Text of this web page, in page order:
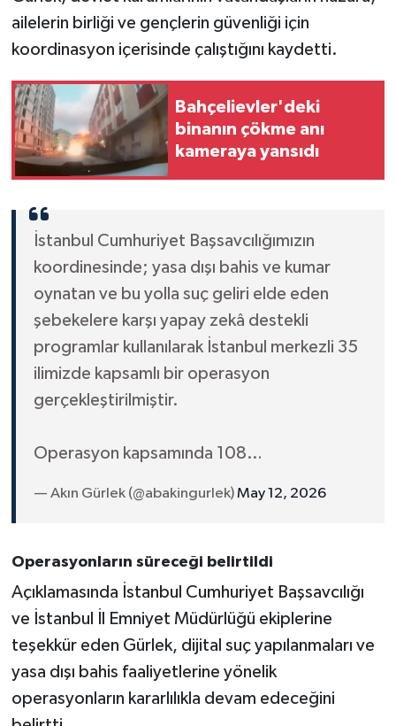
ailelerin birliği ve gençlerin güvenliği için
koordinasyon içerisinde çalıştığını kaydetti.
Bahçelievler'deki
binanın çökme anı
kameraya yansıdı
İstanbul Cumhuriyet Başsavcılığımızın
koordinesinde; yasa dışı bahis ve kumar
oynatan ve bu yolla suç geliri elde eden
şebekelere karşı yapay zekâ destekli
programlar kullanılarak İstanbul merkezli 35
ilimizde kapsamlı bir operasyon
gerçekleştirilmiştir.
Operasyon kapsamında 108…
— Akın Gürlek (@abakingurlek)May 12, 2026
Operasyonların süreceği belirtildi
Açıklamasında İstanbul Cumhuriyet Başsavcılığı
ve İstanbul İl Emniyet Müdürlüğü ekiplerine
teşekkür eden Gürlek, dijital suç yapılanmaları ve
yasa dışı bahis faaliyetlerine yönelik
operasyonların kararlılıkla devam edeceğini